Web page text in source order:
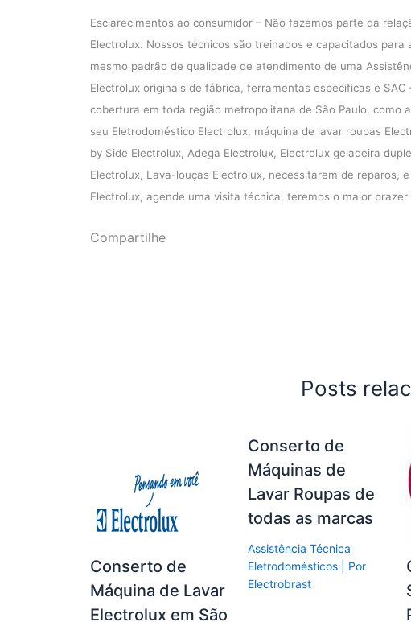
Esclarecimentos ao consumidor – Não fazemos parte da
Electrolux. Nossos técnicos são treinados e capacitados
mesmo padrão de qualidade de atendimento de uma
Electrolux originais de fábrica, ferramentas especificas e
cobertura em toda região metropolitana de São Paulo, como
seu Eletrodoméstico Electrolux, máquina de lavar roupas
by Side Electrolux, Adega Electrolux, Electrolux geladeira
Electrolux, Lava-louças Electrolux, necessitarem de reparos,
Electrolux, agende uma visita técnica, teremos o maior prazer
Compartilhe
Posts
Conserto de
Máquina de Lavar
Electrolux em São
Conserto de
Máquinas de
Lavar Roupas de
todas as marcas
Assistência Técnica
Eletrodomésticos | Por
Electrobrast